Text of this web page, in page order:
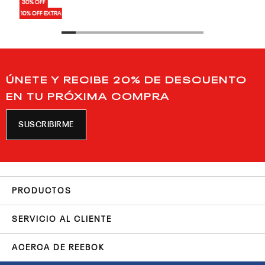
30% OFF
10% OFF EXTRA
ÚNETE Y RECIBE 20% DE DESCUENTO
EN TU PRÓXIMA COMPRA
SUSCRIBIRME
PRODUCTOS
SERVICIO AL CLIENTE
ACERCA DE REEBOK